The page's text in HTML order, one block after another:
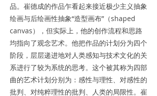
品。崔德成的作品乍看起来接近极少主义抽象
绘画与后绘画性抽象“造型画布”（shaped
canvas），但实际上，他的创作流程和思路
均指向了观念艺术。他把作品的计划分为四个
阶段，层层递进地对人类感知与技术文化的关
系进行了较为系统的思考。这个被其称为四部
曲的艺术计划分别为：感性与理性、对感性的
批判、对纯粹理性的批判、人类的局限性。崔